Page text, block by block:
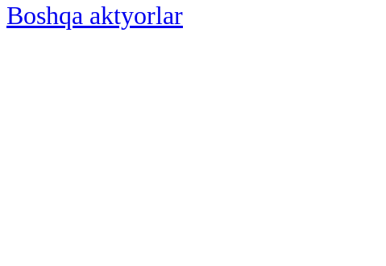
Boshqa aktyorlar